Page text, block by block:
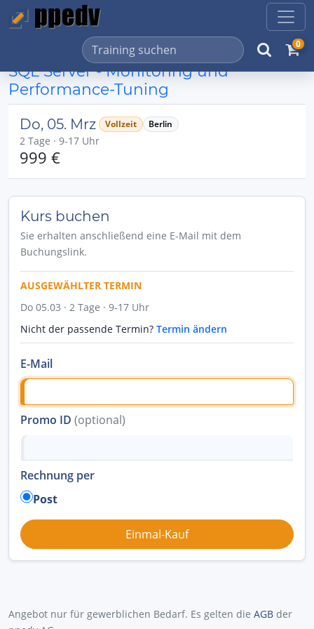
0
SQL Server - Monitoring und
Performance-Tuning
Do, 05. Mrz Vollzeit Berlin
2 Tage · 9-17 Uhr
999 €
Kurs buchen
Sie erhalten anschließend eine E-Mail mit dem
Buchungslink.
AUSGEWÄHLTER TERMIN
Do 05.03 · 2 Tage · 9-17 Uhr
Nicht der passende Termin? Termin ändern
E-Mail
Promo ID (optional)
Rechnung per
Post
Angebot nur für gewerblichen Bedarf. Es gelten die AGB der